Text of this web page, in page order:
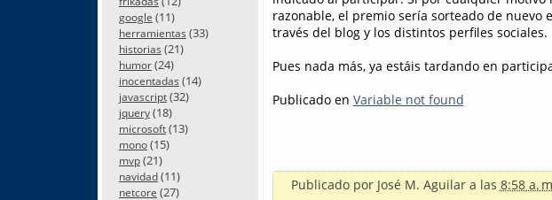
google (11)
herramientas (33)
historias (21)
humor(24)
inocentadas (14)
javascript(32)
jquery(18)
microsoft(13)
mono(15)
mvp(21)
navidad(11)
netcore (27)
razonable, el premio sería sorteado de
través del blog y los distintos perfiles sociales.
Pues nada más, ya estáis tardando en
Publicado en Variable not found
Publicado por José M. Aguilar a las 8:58 a.